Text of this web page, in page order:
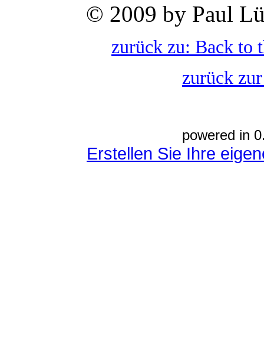
© 2009 by Paul
zurück zu: Back to
zurück
powered in
Erstellen Sie Ihre